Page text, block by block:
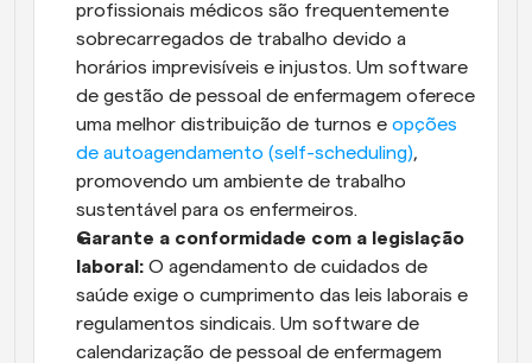
profissionais médicos são frequentemente
sobrecarregados de trabalho devido a
horários imprevisíveis e injustos. Um software
de gestão de pessoal de enfermagem oferece
uma melhor distribuição de turnos e opções
de autoagendamento (self-scheduling),
promovendo um ambiente de trabalho
sustentável para os enfermeiros.
Garante a conformidade com a legislação
laboral: O agendamento de cuidados de
saúde exige o cumprimento das leis laborais e
regulamentos sindicais. Um software de
calendarização de pessoal de enfermagem